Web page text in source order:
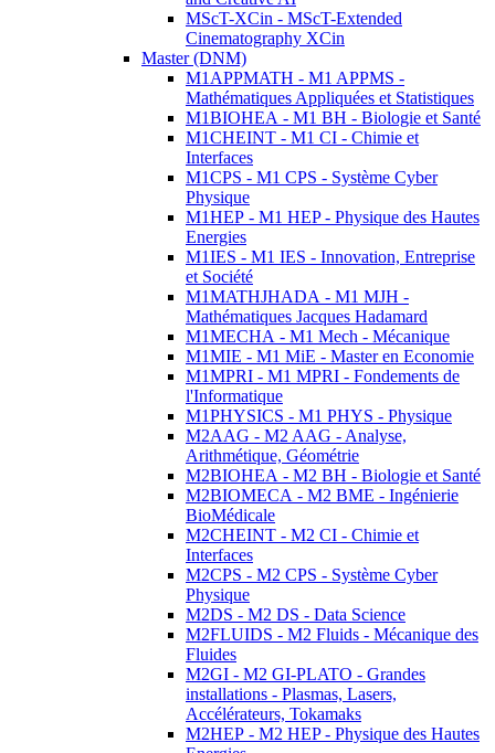
MScT-XCin - MScT-Extended
Cinematography XCin
Master (DNM)
M1APPMATH - M1 APPMS -
Mathématiques Appliquées et Statistiques
M1BIOHEA - M1 BH - Biologie et Santé
M1CHEINT - M1 CI - Chimie et
Interfaces
M1CPS - M1 CPS - Système Cyber
Physique
M1HEP - M1 HEP - Physique des Hautes
Energies
M1IES - M1 IES - Innovation, Entreprise
et Société
M1MATHJHADA - M1 MJH -
Mathématiques Jacques Hadamard
M1MECHA - M1 Mech - Mécanique
M1MIE - M1 MiE - Master en Economie
M1MPRI - M1 MPRI - Fondements de
l'Informatique
M1PHYSICS - M1 PHYS - Physique
M2AAG - M2 AAG - Analyse,
Arithmétique, Géométrie
M2BIOHEA - M2 BH - Biologie et Santé
M2BIOMECA - M2 BME - Ingénierie
BioMédicale
M2CHEINT - M2 CI - Chimie et
Interfaces
M2CPS - M2 CPS - Système Cyber
Physique
M2DS - M2 DS - Data Science
M2FLUIDS - M2 Fluids - Mécanique des
Fluides
M2GI - M2 GI-PLATO - Grandes
installations - Plasmas, Lasers,
Accélérateurs, Tokamaks
M2HEP - M2 HEP - Physique des Hautes